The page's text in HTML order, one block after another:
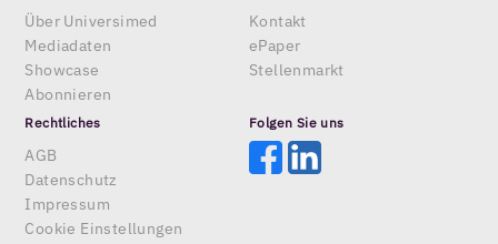
Über Universimed
Mediadaten
Showcase
Abonnieren
Kontakt
ePaper
Stellenmarkt
Rechtliches
AGB
Datenschutz
Impressum
Cookie Einstellungen
Folgen Sie uns